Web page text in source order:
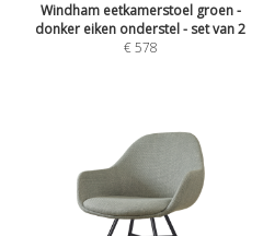
Windham eetkamerstoel groen -
donker eiken onderstel - set van 2
€578